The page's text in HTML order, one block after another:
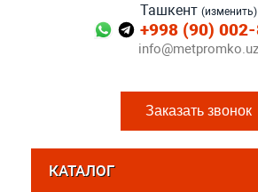
Ташкент (изменить)
+998 (90)
info@metpromko.uz
Заказать звонок
КАТАЛОГ